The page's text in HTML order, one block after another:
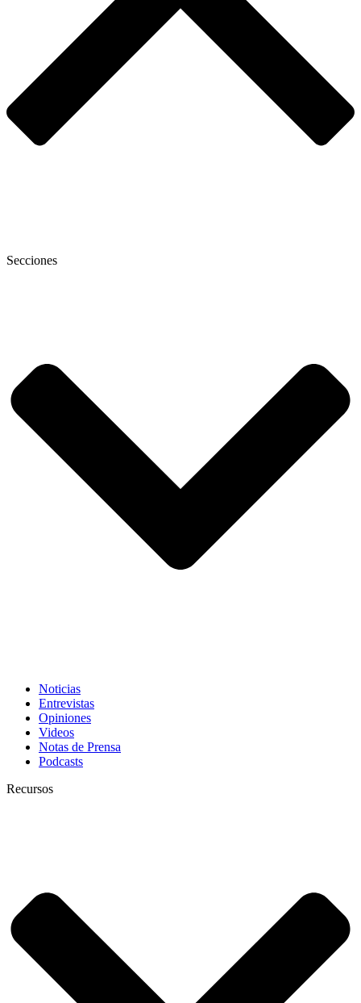
Secciones
Noticias
Entrevistas
Opiniones
Videos
Notas de Prensa
Podcasts
Recursos